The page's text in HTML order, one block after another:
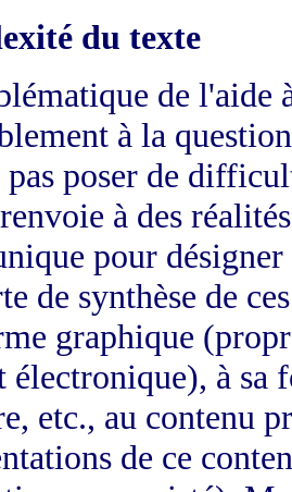
du texte
de l'aide
à la
pas poser de
à des
pour
de synthèse de
graphique
électronique), à
etc., au contenu
de ce